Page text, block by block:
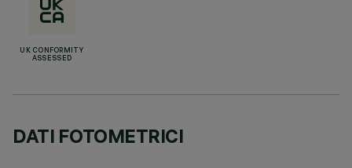
UK CONFORMITY
ASSESSED
DATI FOTOMETRICI